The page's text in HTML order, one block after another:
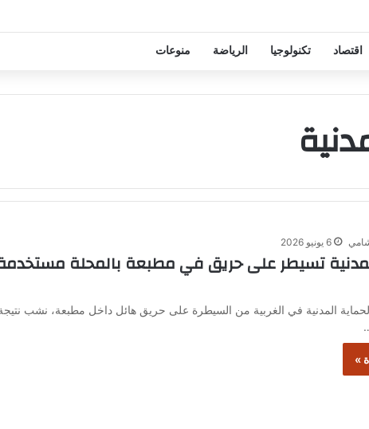
اقتصاد تكنولوجيا الرياضة منوعات
6 يونيو 2026
تسيطر على حريق في مطبعة بالمحلة
المدنية في الغربية من السيطرة على حريق هائل داخل مطبعة، نشب
»